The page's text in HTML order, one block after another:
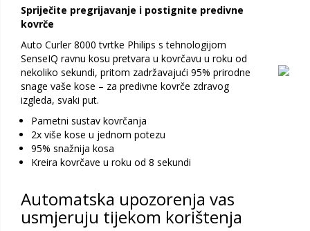
Spriječite pregrijavanje i postignite predivne
kovrče
Auto Curler 8000 tvrtke Philips s tehnologijom
SenseIQ ravnu kosu pretvara u kovrčavu u roku od
nekoliko sekundi, pritom zadržavajući 95% prirodne
snage vaše kose – za predivne kovrče zdravog
izgleda, svaki put.
Pametni sustav kovrčanja
2x više kose u jednom potezu
95% snažnija kosa
Kreira kovrčave u roku od 8 sekundi
Automatska upozorenja vas
usmjeruju tijekom korištenja